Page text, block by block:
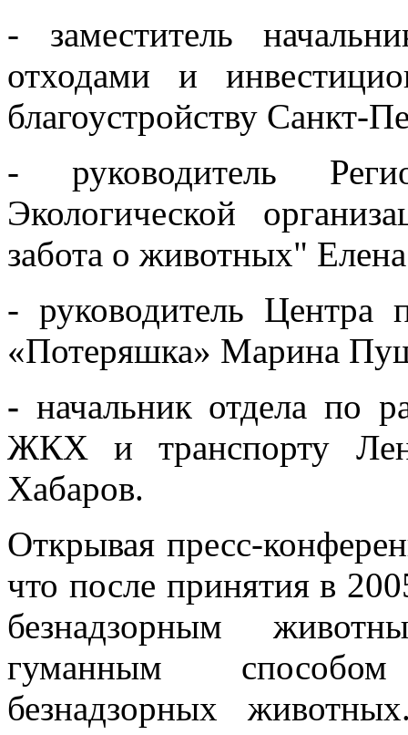
- заместитель
отходами и
благоустройству Санкт-
- руководитель
Экологической
забота о животных"
- руководитель
«Потеряшка» Марина
- начальник отдела по
ЖКХ и транспорту
Хабаров.
Открывая пресс-
что после принятия в
безнадзорным
гуманным
безнадзорных